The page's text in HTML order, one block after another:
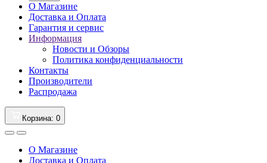
О Магазине
Доставка и Оплата
Гарантия и сервис
Информация
Новости и Обзоры
Политика конфиденциальности
Контакты
Производители
Распродажа
Корзина: 0
О Магазине
Доставка и Оплата